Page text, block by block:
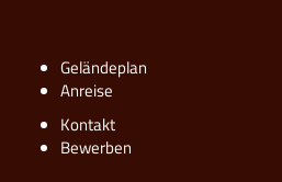
Geländeplan
Anreise
Kontakt
Bewerben